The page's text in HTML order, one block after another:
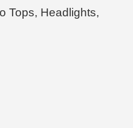
Headlights,